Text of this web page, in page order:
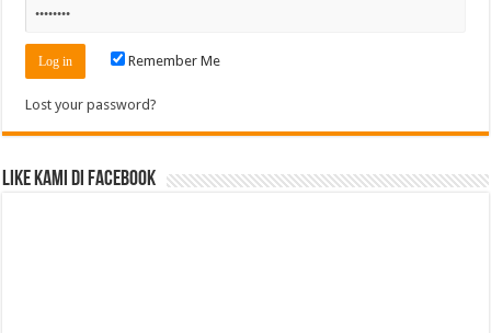
Remember Me
Lost your password?
Like Kami di Facebook